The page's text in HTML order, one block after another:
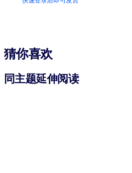
猜你喜欢
同主题延伸阅读